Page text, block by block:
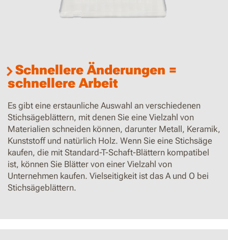
Schnellere Änderungen =
schnellere Arbeit
Es gibt eine erstaunliche Auswahl an verschiedenen
Stichsägeblättern, mit denen Sie eine Vielzahl von
Materialien schneiden können, darunter Metall, Keramik,
Kunststoff und natürlich Holz. Wenn Sie eine Stichsäge
kaufen, die mit Standard-T-Schaft-Blättern kompatibel
ist, können Sie Blätter von einer Vielzahl von
Unternehmen kaufen. Vielseitigkeit ist das A und O bei
Stichsägeblättern.